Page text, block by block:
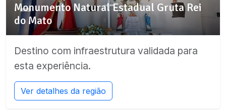
Monumento Natural Estadual Gruta Rei
do Mato
Destino com infraestrutura validada para
esta experiência.
Ver detalhes da região